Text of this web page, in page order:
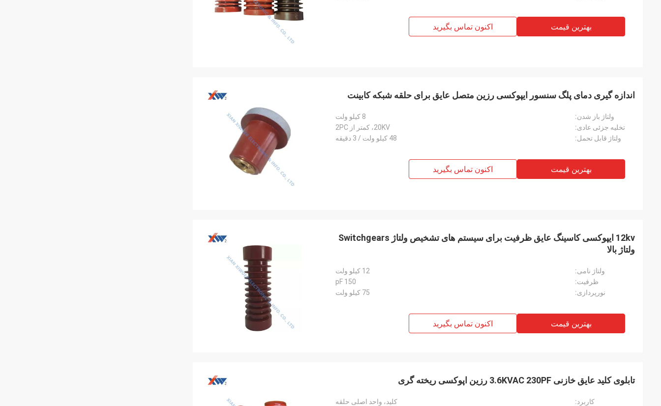
بهترین قیمت اکنون تماس بگیرید
اندازه گیری دمای پلگ سنسور ایپوکسی رزین متصل عایق برای حلقه شبکه کابینت
ولتاژ باز شدن:
8 کیلو ولت
تخلیه جزئی عادی:
20KV، کمتر از 2PC
ولتاژ قابل تحمل:
48 کیلو ولت / 3 دقیقه
بهترین قیمت اکنون تماس بگیرید
12kv ایپوکسی کاسینگ عایق ظرفیت برای سیستم های تشخیص ولتاژ Switchgears
ولتاژ بالا
ولتاژ نامی:
12 کیلو ولت
ظرفیت:
150 pF
نورپردازی:
75 کیلو ولت
بهترین قیمت اکنون تماس بگیرید
تابلوی کلید عایق خازنی 3.6KVAC 230PF رزین اپوکسی ریخته گری
کاربرد:
کلید، واحد اصلی حلقه